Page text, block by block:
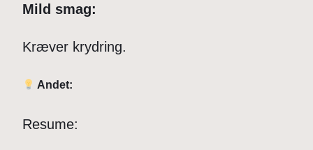
Mild smag:
Kræver krydring.
Andet:
Resume: